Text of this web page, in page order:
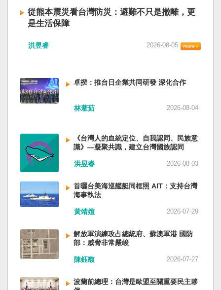
立、原軍委政治工作部主任苗華、前信息支援部
隊政委李偉、前陸軍司令員李橋、前中央軍委裝
前空軍政委郭普校、前東部戰區政委劉青松、前
委鍾紹軍等。 黨政系統部分，前廣西政府主席藍
天立、前內蒙古政府主席王莉霞、前中國證監會
主席易會滿、前內蒙古黨委書記孫紹騁、前浙江
信部部長金壯龍、前中央軍民融合辦常務副主任
雷凡培，都是被不正常免職。 最新的河北黨書記
倪岳峰「另有任用」，應該是與德國之聲與紐約
時報披露張家口對海外人士動態控制平台被登錄
有關。 這些大清洗是反映習近平的穩定還是不
安？ （作者林保華為資深時事評論員）
民黨蔣介石政權只能選擇海南島，國共競鬥的歷
史就會是另一種局面，與台灣無關。台灣沒有中
國問題，中國也沒有台灣問題。台灣與中國也不
四五年八一五台灣獨立了，台灣會成為東亞漢字
語，一如新加坡留下英文，本土原有的福佬話、
客家話、原住民各族語也不會被壓迫。 如果一九
四五年八一五台灣獨立了，台灣早已是聯合國會
員國，也不至於迄今仍以國體不明的身分爭取加
爭。當然也沒有以反共為名、行專政之實的卅八
年戒嚴讓許多政治受難者的母親長期在黑夜哭
泣。 如果一九四五年八一五台灣獨立了，台灣早
已民主化，不必有長期戒嚴體制的壓迫，也沒有
群落留下來的遺民問題。漢字文化圈的國家台灣
會傳承更多日本留下來的風貌，如果吸引中國人
來台也是中國僑民或台灣新住民、新國民，而不
了，台灣早就是一個小而美的民主國家，不必在
國民養成過程的教育被教導成一個虛構的大國，
也不會有見證二二八事件的美國副領事葛超智
萬六千多平方公里的美麗島嶼群落，中央山脈南
北相連，四面海域環抱，是島嶼國度不是大陸國
從熊本震災看台灣防災：避難不只是撤離，更
是生活保障
援速度與災後重建受到關注，避難所管理也成為
樣位於地震頻繁區域的台灣，防災工作不能只關
注災害發生後如何救援，更要思考受災者如何在
避難期間獲得安全且有尊嚴的生活。 台灣多年來
累積不少災害應變經驗，但每當重大災害發生，
者，即使面臨撤離要求，也不願離開自己的家
園，讓第一線執行撤離工作的公務人員承受壓
力。 表面上看，這似乎是防災意識不足；但更深
層的問題是，我們是否建立了一套讓人民願意避
只是住所，更是多年生活累積的情感依靠。離開
熟悉環境，本身就是重大心理挑戰。如果避難場
所只是學校體育館或公共禮堂，提供基本收容功
活便利性，民眾自然可能對撤離有所抗拒。 因
此，現代防災不能只是「把人帶離危險區域」，
而要建立讓人民相信「離開家後仍能受到妥善照
障礙者等需求，包括降溫設備、電力備援、醫療
支援與基本生活品質。 在重大災害應變中，台灣
洪昱睿 2026-08-05
卓揆：推台日企業共同研發 深化合作
林薏茹 2026-08-04
《台灣人的血統定位、自我認同、民族意
識》—凝聚共識，建立台灣國族認同
洪昱睿 2026-08-03
首曬台美海巡艦艇同框照 AIT：支持台灣
海事執法
黃靖媗 2026-07-29
解放軍演練攻占總統府、蘇澳軍港 國防
部：威脅非常嚴峻
陳鈺馥 2026-07-27
波蘭前總理：台灣是歐盟至關重要民主夥